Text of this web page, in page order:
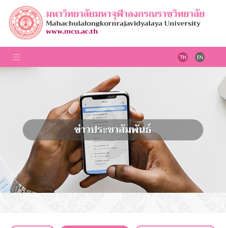
ข่าวประชาสัมพันธ์